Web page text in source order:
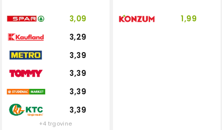
3,09
3,29
3,39
3,39
3,39
3,39
+4 trgovine
1,99